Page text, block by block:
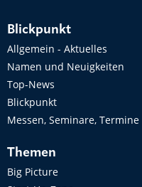
Blickpunkt
Allgemein - Aktuelles
Namen und Neuigkeiten
Top-News
Blickpunkt
Messen, Seminare, Termine
Themen
Big Picture